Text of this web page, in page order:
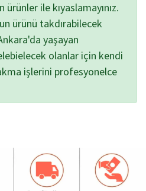
ile kıyaslamayınız.
ürünü takdırabilecek
yaşayan
olanlar için kendi
işlerini profesyonelce